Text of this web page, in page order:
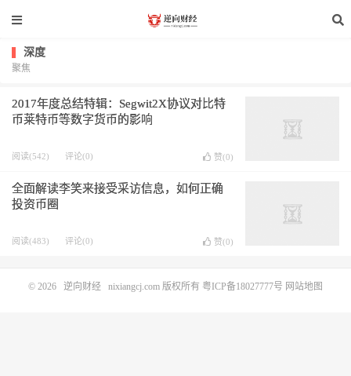
深度
聚焦
2017年度总结特辑：Segwit2X协议对比特
币莱特币等数字货币的影响
阅读(542) 评论(0) 赞(0)
全面解读李笑来接受采访信息，如何正确
投资币圈
阅读(483) 评论(0) 赞(0)
© 2026 逆向财经 nixiangcj.com 版权所有 粤ICP备18027777号 网站地图